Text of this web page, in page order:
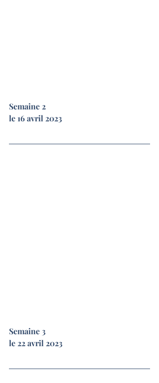
Semaine 2
le 16 avril 2023
Semaine 3
le 22 avril 2023